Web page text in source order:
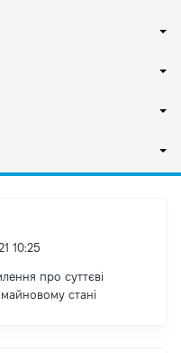
10:25
про суттєві
стані